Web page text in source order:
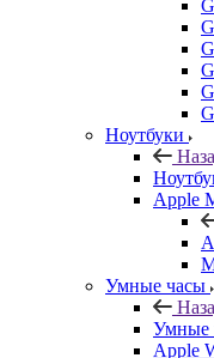
Ноутбуки
Apple
Умные часы
Умные
Apple